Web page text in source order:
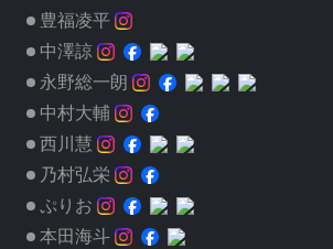
豊福凌平
中澤諒
永野総一朗
中村大輔
西川慧
乃村弘栄
ぷりお
本田海斗